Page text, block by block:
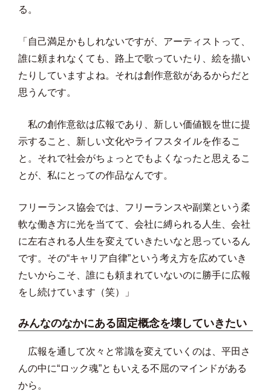
る。
「自己満足かもしれないですが、アーティストって、
誰に頼まれなくても、路上で歌っていたり、絵を描い
たりしていますよね。それは創作意欲があるからだと
思うんです。
私の創作意欲は広報であり、新しい価値観を世に提
示すること、新しい文化やライフスタイルを作るこ
と。それで社会がちょっとでもよくなったと思えるこ
とが、私にとっての作品なんです。
フリーランス協会では、フリーランスや副業という柔
軟な働き方に光を当てて、会社に縛られる人生、会社
に左右される人生を変えていきたいなと思っているん
です。その“キャリア自律”という考え方を広めていき
たいからこそ、誰にも頼まれていないのに勝手に広報
をし続けています（笑）」
みんなのなかにある固定概念を壊していきたい
広報を通して次々と常識を変えていくのは、平田さ
んの中に“ロック魂”ともいえる不屈のマインドがある
から。